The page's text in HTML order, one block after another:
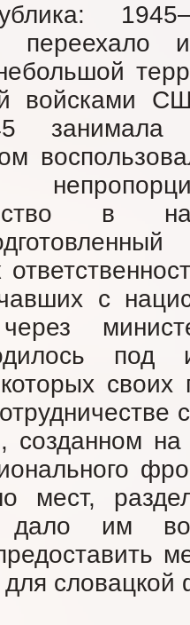
войсками
в
с
своих
созданном
мест,
дало им